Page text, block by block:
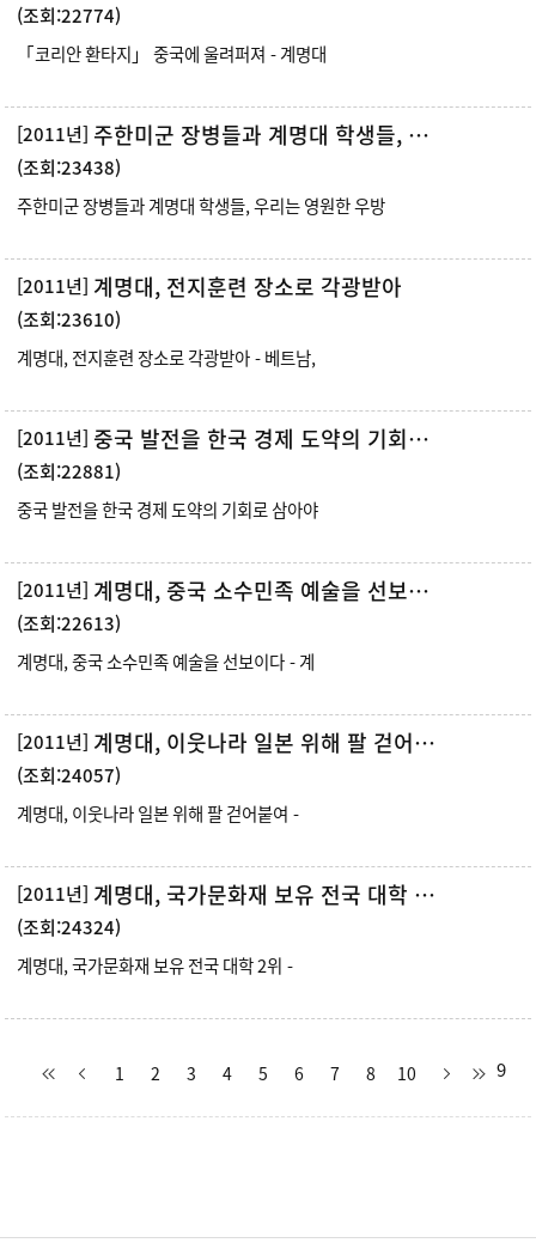
(조회:22774)
「코리안 환타지」 중국에 울려퍼져 - 계명대
[2011년] 주한미군 장병들과 계명대 학생들, 우리는 영원한 우방
(조회:23438)
주한미군 장병들과 계명대 학생들, 우리는 영원한 우방
[2011년] 계명대, 전지훈련 장소로 각광받아
(조회:23610)
계명대, 전지훈련 장소로 각광받아 - 베트남,
[2011년] 중국 발전을 한국 경제 도약의 기회로 삼아야
(조회:22881)
중국 발전을 한국 경제 도약의 기회로 삼아야
[2011년] 계명대, 중국 소수민족 예술을 선보이다
(조회:22613)
계명대, 중국 소수민족 예술을 선보이다 - 계
[2011년] 계명대, 이웃나라 일본 위해 팔 걷어붙여
(조회:24057)
계명대, 이웃나라 일본 위해 팔 걷어붙여 -
[2011년] 계명대, 국가문화재 보유 전국 대학 2위
(조회:24324)
계명대, 국가문화재 보유 전국 대학 2위 -
1 2 3 4 5 6 7 8 9
10